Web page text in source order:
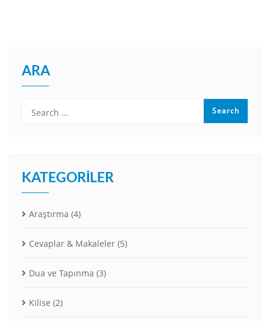
ARA
KATEGORILER
Araştırma (4)
Cevaplar & Makaleler (5)
Dua ve Tapınma (3)
Kilise (2)